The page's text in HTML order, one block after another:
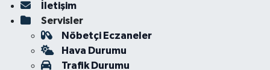
İletişim
Servisler
Nöbetçi Eczaneler
Hava Durumu
Trafik Durumu